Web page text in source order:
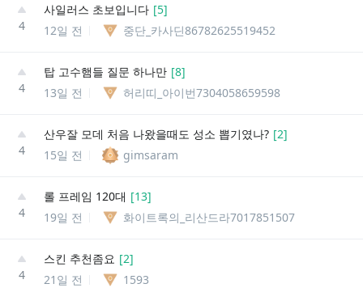
4
사일러스 초보입니다 [5]
12일 전
중단_카사딘86782625519452
4
탑 고수햄들 질문 하나만 [8]
13일 전
허리띠_아이번7304058659598
4
산우잘 모데 처음 나왔을때도 성소 뽑기였나? [2]
15일 전
gimsaram
4
롤 프레임 120대 [13]
19일 전
화이트록의_리산드라7017851507
4
스킨 추천좀요 [2]
21일 전
1593